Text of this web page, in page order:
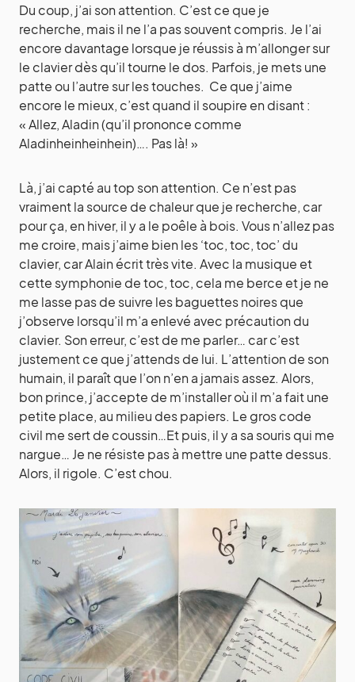
Du coup, j’ai son attention. C’est ce que je
recherche, mais il ne l’a pas souvent compris. Je l’ai
encore davantage lorsque je réussis à m’allonger sur
le clavier dès qu’il tourne le dos. Parfois, je mets une
patte ou l’autre sur les touches. Ce que j’aime
encore le mieux, c’est quand il soupire en disant :
« Allez, Aladin (qu’il prononce comme
Aladinheinheinhein)…. Pas là! »
Là, j’ai capté au top son attention. Ce n’est pas
vraiment la source de chaleur que je recherche, car
pour ça, en hiver, il y a le poêle à bois. Vous n’allez pas
me croire, mais j’aime bien les ‘toc, toc, toc’ du
clavier, car Alain écrit très vite. Avec la musique et
cette symphonie de toc, toc, cela me berce et je ne
me lasse pas de suivre les baguettes noires que
j’observe lorsqu’il m’a enlevé avec précaution du
clavier. Son erreur, c’est de me parler… car c’est
justement ce que j’attends de lui. L’attention de son
humain, il paraît que l’on n’en a jamais assez. Alors,
bon prince, j’accepte de m’installer où il m’a fait une
petite place, au milieu des papiers. Le gros code
civil me sert de coussin…Et puis, il y a sa souris qui me
nargue… Je ne résiste pas à mettre une patte dessus.
Alors, il rigole. C’est chou.